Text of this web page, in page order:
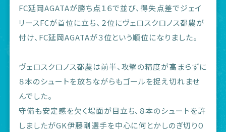
FC延岡AGATAが勝ち点１６で並び、得失点差でジェイ
リースFCが首位に立ち、２位にヴェロスクロノス都農が
付け、FC延岡AGATAが３位という順位になりました。
ヴェロスクロノス都農は前半、攻撃の精度が高まらずに
８本のシュートを放ちながらもゴールを捉え切れませ
んでした。
守備も安定感を欠く場面が目立ち、８本のシュートを許
しましたがGK伊藤剛選手を中心に何とかしのぎ切り０